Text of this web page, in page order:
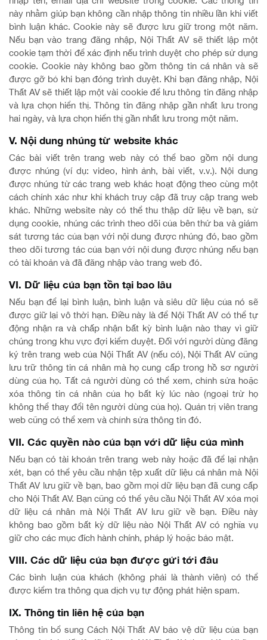
này nhằm giúp bạn không cần nhập thông tin nhiều lần khi viết
bình luận khác. Cookie này sẽ được lưu giữ trong một năm.
Nếu bạn vào trang đăng nhập, Nội Thất AV sẽ thiết lập một
cookie tạm thời để xác định nếu trình duyệt cho phép sử dụng
cookie. Cookie này không bao gồm thông tin cá nhân và sẽ
được gỡ bỏ khi bạn đóng trình duyệt. Khi bạn đăng nhập, Nội
Thất AV sẽ thiết lập một vài cookie để lưu thông tin đăng nhập
và lựa chọn hiển thị. Thông tin đăng nhập gần nhất lưu trong
hai ngày, và lựa chọn hiển thị gần nhất lưu trong một năm.
V. Nội dung nhúng từ website khác
Các bài viết trên trang web này có thể bao gồm nội dung
được nhúng (ví dụ: video, hình ảnh, bài viết, v.v.). Nội dung
được nhúng từ các trang web khác hoạt động theo cùng một
cách chính xác như khi khách truy cập đã truy cập trang web
khác. Những website này có thể thu thập dữ liệu về bạn, sử
dụng cookie, nhúng các trình theo dõi của bên thứ ba và giám
sát tương tác của bạn với nội dung được nhúng đó, bao gồm
theo dõi tương tác của bạn với nội dung được nhúng nếu bạn
có tài khoản và đã đăng nhập vào trang web đó.
VI. Dữ liệu của bạn tồn tại bao lâu
Nếu bạn để lại bình luận, bình luận và siêu dữ liệu của nó sẽ
được giữ lại vô thời hạn. Điều này là để Nội Thất AV có thể tự
động nhận ra và chấp nhận bất kỳ bình luận nào thay vì giữ
chúng trong khu vực đợi kiểm duyệt. Đối với người dùng đăng
ký trên trang web của Nội Thất AV (nếu có), Nội Thất AV cũng
lưu trữ thông tin cá nhân mà họ cung cấp trong hồ sơ người
dùng của họ. Tất cả người dùng có thể xem, chỉnh sửa hoặc
xóa thông tin cá nhân của họ bất kỳ lúc nào (ngoại trừ họ
không thể thay đổi tên người dùng của họ). Quản trị viên trang
web cũng có thể xem và chỉnh sửa thông tin đó.
VII. Các quyền nào của bạn với dữ liệu của mình
Nếu bạn có tài khoản trên trang web này hoặc đã để lại nhận
xét, bạn có thể yêu cầu nhận tệp xuất dữ liệu cá nhân mà Nội
Thất AV lưu giữ về bạn, bao gồm mọi dữ liệu bạn đã cung cấp
cho Nội Thất AV. Bạn cũng có thể yêu cầu Nội Thất AV xóa mọi
dữ liệu cá nhân mà Nội Thất AV lưu giữ về bạn. Điều này
không bao gồm bất kỳ dữ liệu nào Nội Thất AV có nghĩa vụ
giữ cho các mục đích hành chính, pháp lý hoặc bảo mật.
VIII. Các dữ liệu của bạn được gửi tới đâu
Các bình luận của khách (không phải là thành viên) có thể
được kiểm tra thông qua dịch vụ tự động phát hiện spam.
IX. Thông tin liên hệ của bạn
Thông tin bổ sung Cách Nội Thất AV bảo vệ dữ liệu của bạn